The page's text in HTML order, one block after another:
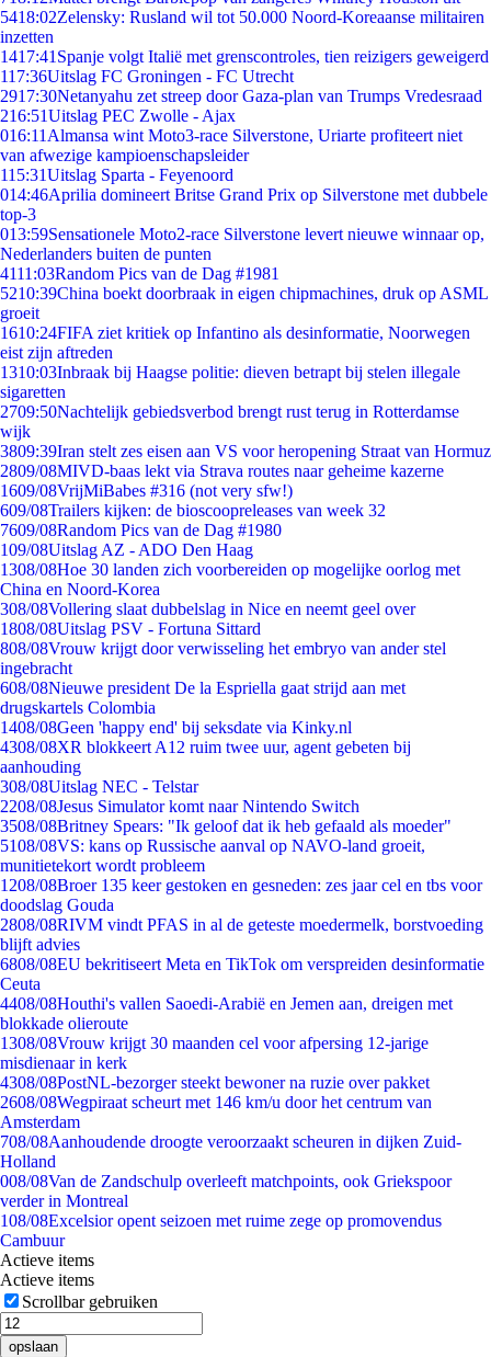
5418:02Zelensky: Rusland wil tot 50.000 Noord-Koreaanse militairen
inzetten
1417:41 Spanje volgt Italië met grenscontroles, tien reizigers geweigerd
117:36Uitslag FC Groningen - FC Utrecht
2917:30Netanyahu zet streep door Gaza-plan van Trumps Vredesraad
216:51Uitslag PEC Zwolle - Ajax
016:11 Almansa wint Moto3-race Silverstone, Uriarte profiteert niet
van afwezige kampioenschapsleider
115:31Uitslag Sparta - Feyenoord
014:46Aprilia domineert Britse Grand Prix op Silverstone met dubbele
top-3
013:59Sensationele Moto2-race Silverstone levert nieuwe winnaar op,
Nederlanders buiten de punten
4111:03Random Pics van de Dag #1981
5210:39China boekt doorbraak in eigen chipmachines, druk op ASML
groeit
1610:24FIFA ziet kritiek op Infantino als desinformatie, Noorwegen
eist zijn aftreden
1310:03Inbraak bij Haagse politie: dieven betrapt bij stelen illegale
sigaretten
2709:50Nachtelijk gebiedsverbod brengt rust terug in Rotterdamse
wijk
3809:39Iran stelt zes eisen aan VS voor heropening Straat van Hormuz
2809/08MIVD-baas lekt via Strava routes naar geheime kazerne
1609/08VrijMiBabes #316 (not very sfw!)
609/08Trailers kijken: de bioscoopreleases van week 32
7609/08Random Pics van de Dag #1980
109/08Uitslag AZ - ADO Den Haag
1308/08Hoe 30 landen zich voorbereiden op mogelijke oorlog met
China en Noord-Korea
308/08Vollering slaat dubbelslag in Nice en neemt geel over
1808/08Uitslag PSV - Fortuna Sittard
808/08Vrouw krijgt door verwisseling het embryo van ander stel
ingebracht
608/08Nieuwe president De la Espriella gaat strijd aan met
drugskartels Colombia
1408/08Geen 'happy end' bij seksdate via Kinky.nl
4308/08XR blokkeert A12 ruim twee uur, agent gebeten bij
aanhouding
308/08Uitslag NEC - Telstar
2208/08Jesus Simulator komt naar Nintendo Switch
3508/08Britney Spears: "Ik geloof dat ik heb gefaald als moeder"
5108/08VS: kans op Russische aanval op NAVO-land groeit,
munitietekort wordt probleem
1208/08Broer 135 keer gestoken en gesneden: zes jaar cel en tbs voor
doodslag Gouda
2808/08RIVM vindt PFAS in al de geteste moedermelk, borstvoeding
blijft advies
6808/08EU bekritiseert Meta en TikTok om verspreiden desinformatie
Ceuta
4408/08Houthi's vallen Saoedi-Arabië en Jemen aan, dreigen met
blokkade olieroute
1308/08Vrouw krijgt 30 maanden cel voor afpersing 12-jarige
misdienaar in kerk
4308/08PostNL-bezorger steekt bewoner na ruzie over pakket
2608/08Wegpiraat scheurt met 146 km/u door het centrum van
Amsterdam
708/08Aanhoudende droogte veroorzaakt scheuren in dijken Zuid-
Holland
008/08Van de Zandschulp overleeft matchpoints, ook Griekspoor
verder in Montreal
108/08Excelsior opent seizoen met ruime zege op promovendus
Cambuur
Actieve items
Actieve items
Scrollbar gebruiken
opslaan